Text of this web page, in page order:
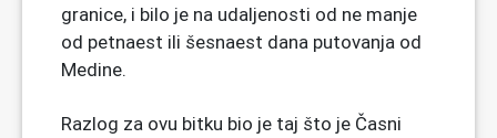
granice, i bilo je na udaljenosti od ne manje
od petnaest ili šesnaest dana putovanja od
Medine.
Razlog za ovu bitku bio je taj što je Časni